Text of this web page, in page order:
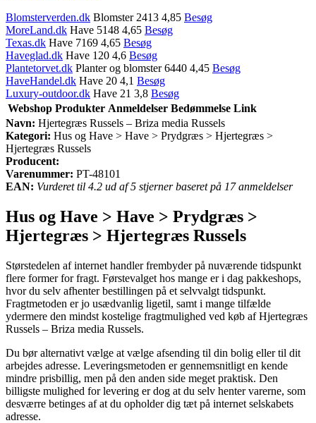
Blomsterverden.dk Blomster 2413 4,85 Besøg
MoreLand.dk Have 5148 4,65 Besøg
Texas.dk Have 7169 4,65 Besøg
Haveglad.dk Have 120 4,6 Besøg
Plantetorvet.dk Planter og blomster 6440 4,45 Besøg
HaveHandel.dk Have 20 4,1 Besøg
Luxury-outdoor.dk Have 21 3,8 Besøg
Webshop Produkter Anmeldelser Bedømmelse Link
Navn: Hjertegræs Russels – Briza media Russels
Kategori: Hus og Have > Have > Prydgræs > Hjertegræs >
Hjertegræs Russels
Producent:
Varenummer: PT-48101
EAN: Vurderet til 4.2 ud af 5 stjerner baseret på 17 anmeldelser
Hus og Have > Have > Prydgræs >
Hjertegræs > Hjertegræs Russels
Størstedelen af internet handler frembyder på nuværende tidspunkt
flere former for fragt. Førstevalget hos mange er i dag pakkeshops,
hvor du selv afhenter bestillingen på et selvvalgt tidspunkt.
Fragtmetoden er jo usædvanlig ligetil, samt i mange tilfælde
ydermere den mindst kostelige fragtmulighed ved køb af Hjertegræs
Russels – Briza media Russels.
Du bør alternativt vælge at vælge afsending til din bolig eller til dit
arbejdes adresse. Leveringsmetoden er gennemsnitligt en kende
mindre prisbillig, men på den anden side meget praktisk. Den
billigste mulighed for levering er dog at du selv henter varerne, som
desværre betinges af at du opholder dig tæt på internet selskabets
adresse.